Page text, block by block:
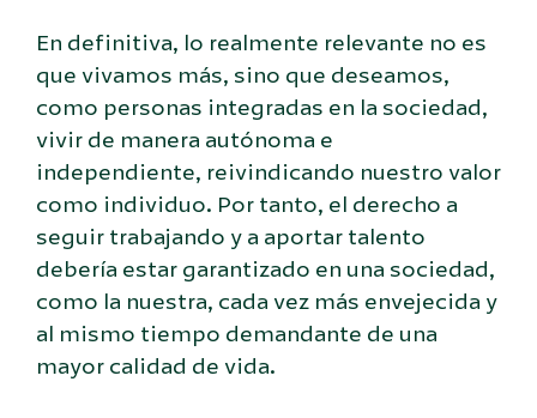
En definitiva, lo realmente relevante no es
que vivamos más, sino que deseamos,
como personas integradas en la sociedad,
vivir de manera autónoma e
independiente, reivindicando nuestro valor
como individuo. Por tanto, el derecho a
seguir trabajando y a aportar talento
debería estar garantizado en una sociedad,
como la nuestra, cada vez más envejecida y
al mismo tiempo demandante de una
mayor calidad de vida.